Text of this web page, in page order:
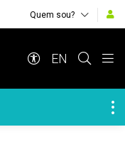
Quem sou?
EN